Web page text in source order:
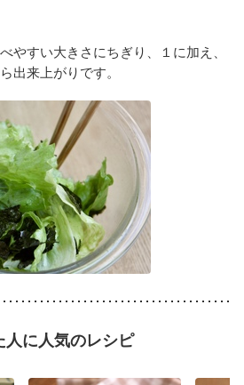
やすい大きさにちぎり、１に加え、
出来上がりです。
人に人気のレシピ